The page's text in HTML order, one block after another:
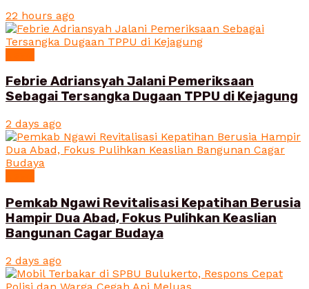
22 hours ago
Febrie Adriansyah Jalani Pemeriksaan
Sebagai Tersangka Dugaan TPPU di Kejagung
2 days ago
Pemkab Ngawi Revitalisasi Kepatihan Berusia
Hampir Dua Abad, Fokus Pulihkan Keaslian
Bangunan Cagar Budaya
2 days ago